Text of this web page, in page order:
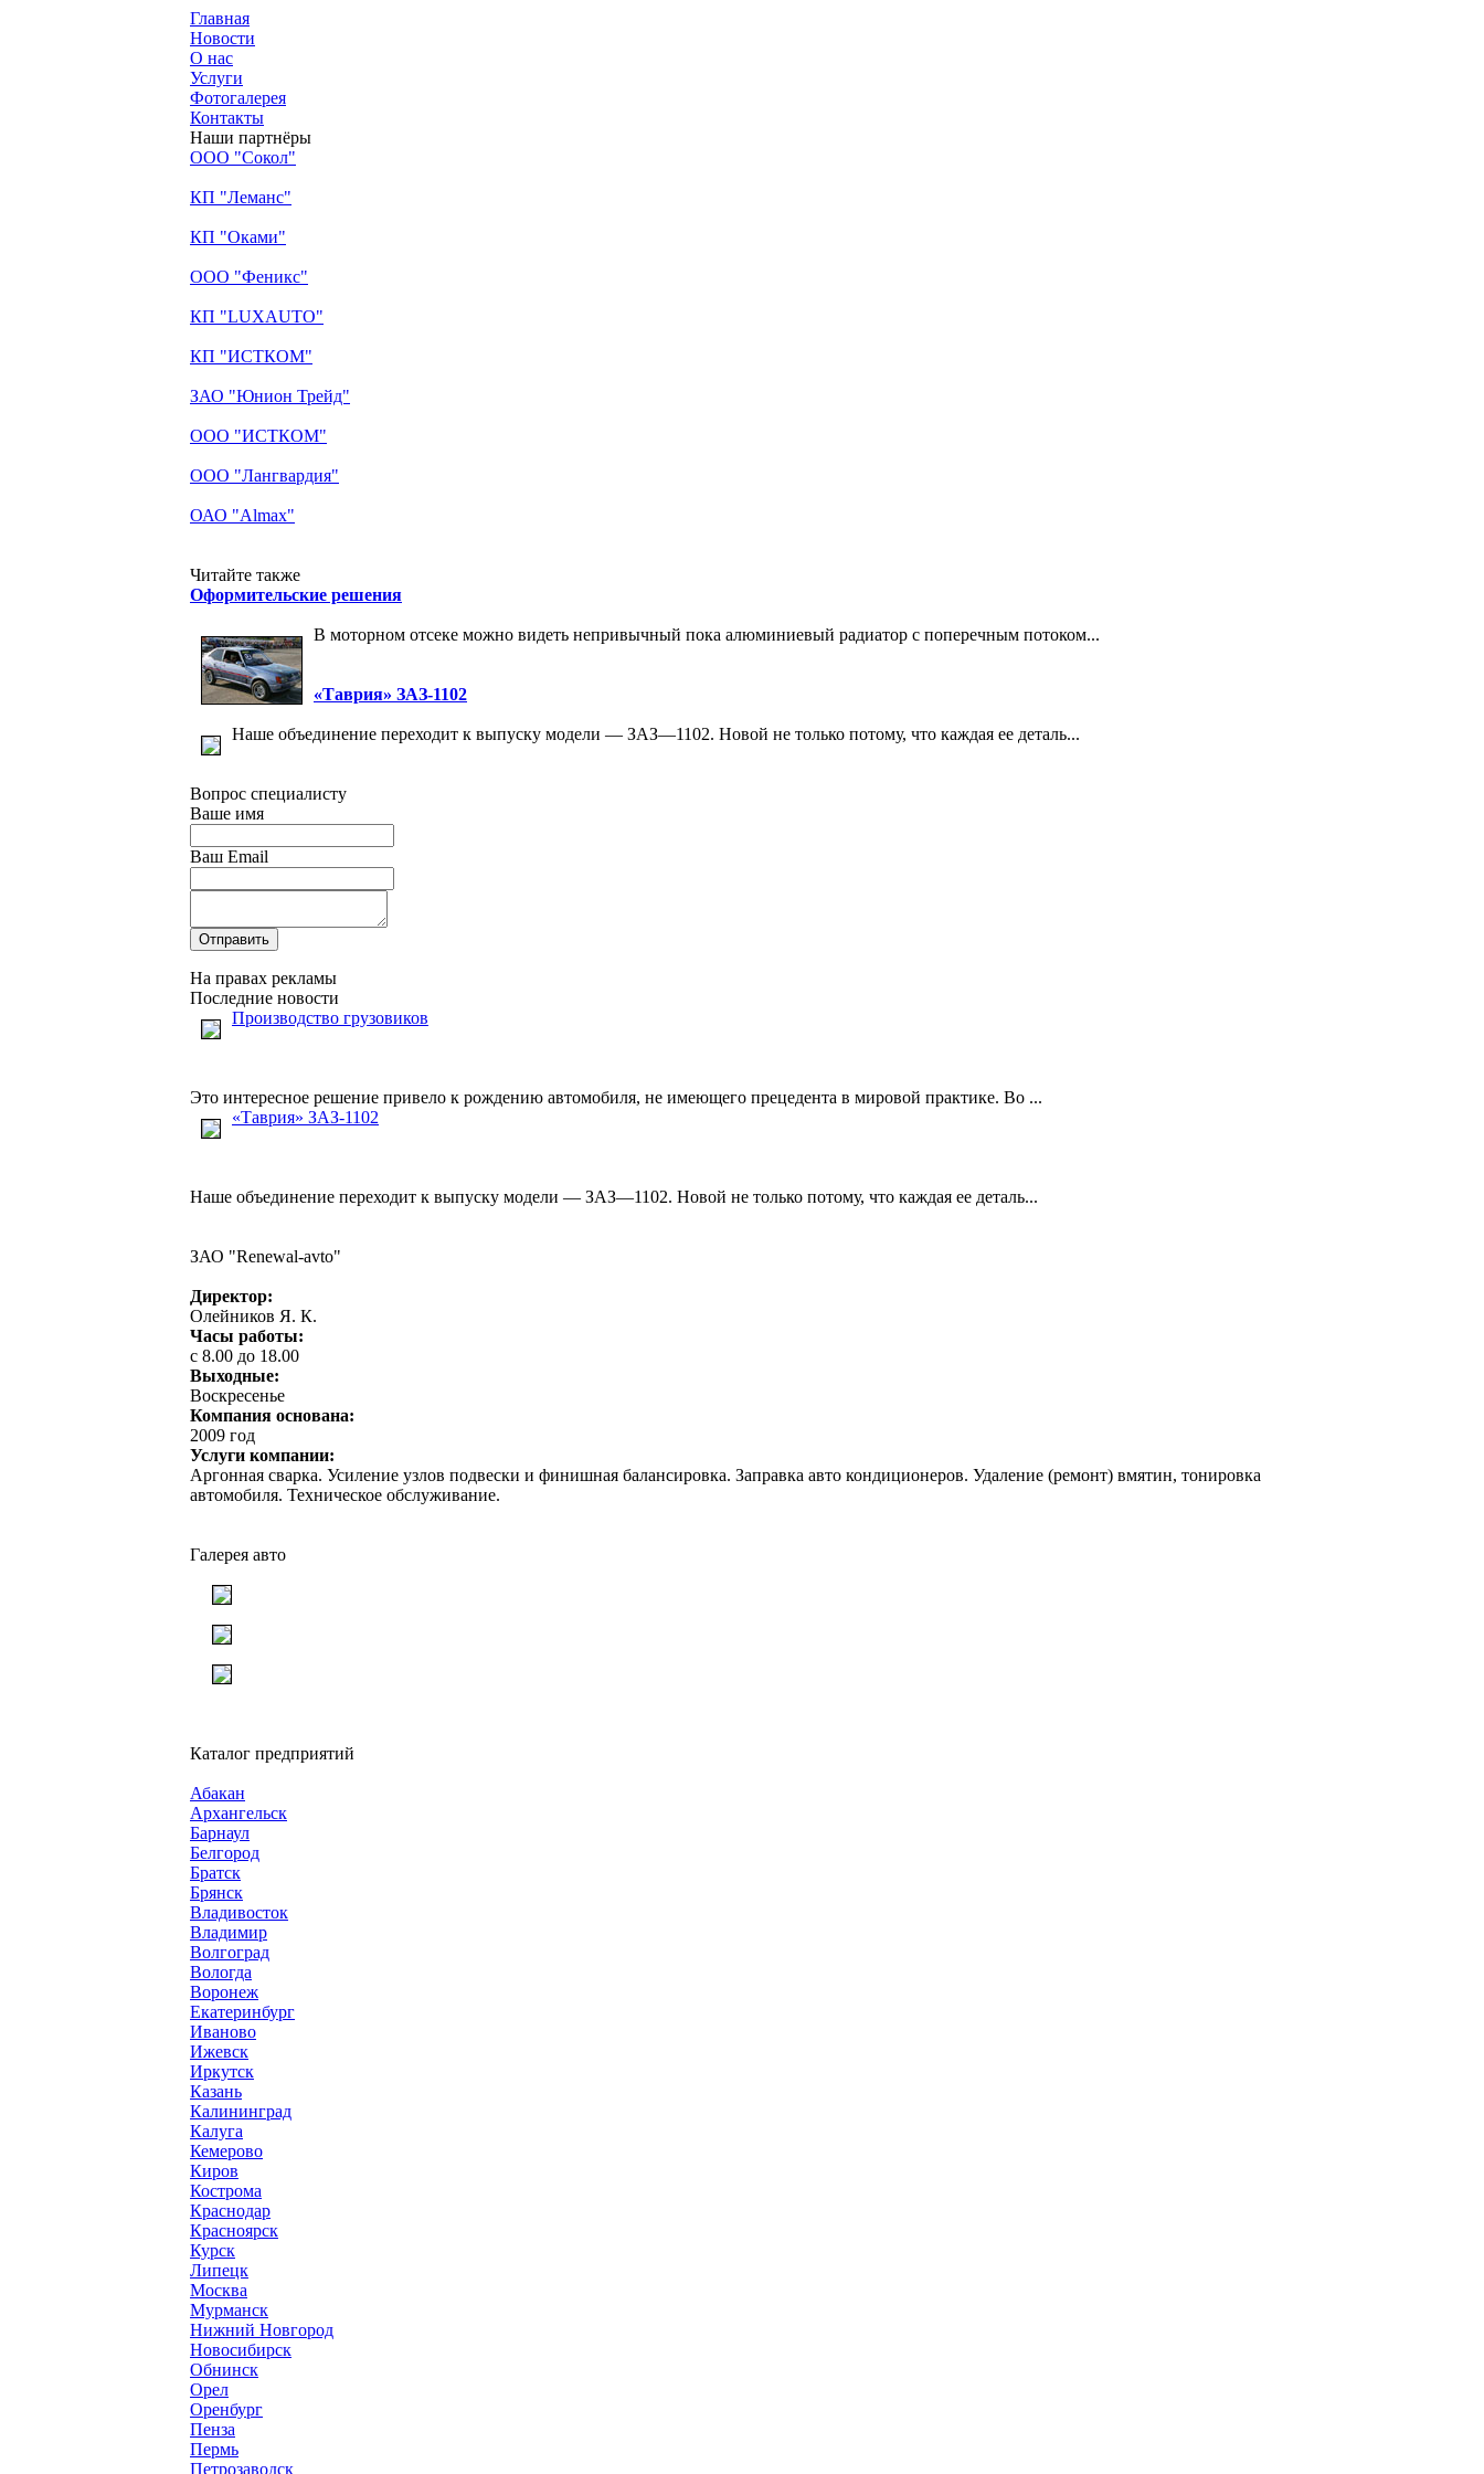
Главная
Новости
О нас
Услуги
Фотогалерея
Контакты
Наши партнёры
ООО "Сокол"
КП "Леманс"
КП "Оками"
ООО "Феникс"
КП "LUXAUTO"
КП "ИСТКОМ"
ЗАО "Юнион Трейд"
ООО "ИСТКОМ"
ООО "Лангвардия"
ОАО "Almax"
Читайте также
Оформительские решения
В моторном отсеке можно видеть непривычный пока алюминиевый радиатор с поперечным потоком...
«Таврия» ЗАЗ-1102
Наше объединение переходит к выпуску модели — ЗАЗ—1102. Новой не только потому, что каждая ее деталь...
Вопрос специалисту
Ваше имя
Ваш Email
На правах рекламы
Последние новости
Производство грузовиков
Это интересное решение привело к рождению автомобиля, не имеющего прецедента в мировой практике. Во ...
«Таврия» ЗАЗ-1102
Наше объединение переходит к выпуску модели — ЗАЗ—1102. Новой не только потому, что каждая ее деталь...
ЗАО "Renewal-avto"
Директор:
Олейников Я. К.
Часы работы:
с 8.00 до 18.00
Выходные:
Воскресенье
Компания основана:
2009 год
Услуги компании:
Аргонная сварка. Усиление узлов подвески и финишная балансировка. Заправка авто кондиционеров. Удаление (ремонт) вмятин, тонировка
автомобиля. Техническое обслуживание.
Галерея авто
Каталог предприятий
Абакан
Архангельск
Барнаул
Белгород
Братск
Брянск
Владивосток
Владимир
Волгоград
Вологда
Воронеж
Екатеринбург
Иваново
Ижевск
Иркутск
Казань
Калининград
Калуга
Кемерово
Киров
Кострома
Краснодар
Красноярск
Курск
Липецк
Москва
Мурманск
Нижний Новгород
Новосибирск
Обнинск
Орел
Оренбург
Пенза
Пермь
Петрозаводск